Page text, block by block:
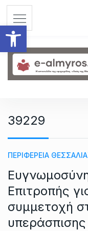
Ανοίξτε
39229
ΠΕΡΙΦΕΡΕΙΑ
Επιτροπής
συμμετοχή